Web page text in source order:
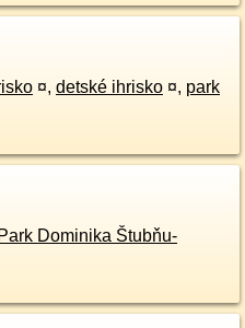
¤, detské ihrisko ¤, park
Park Dominika Štubňu-